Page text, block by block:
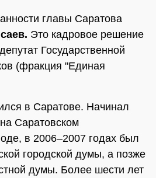
главы Саратова
Это кадровое решение
Государственной
(фракция "Единая
в Саратове. Начинал
Саратовском
в 2006–2007 годах был
городской думы, а позже
думы. Более шести лет